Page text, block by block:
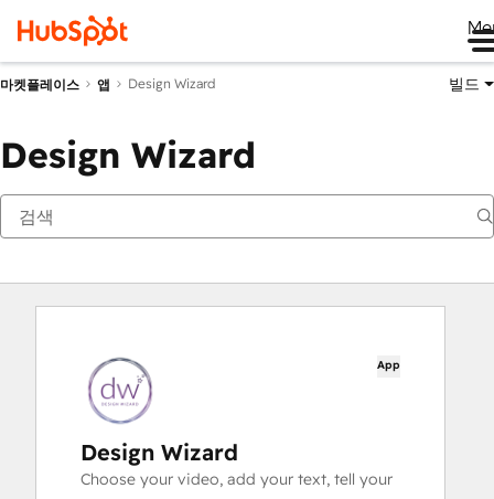
마켓플레이스 앱 Design Wizard 빌드
Design Wizard
App
Design Wizard
Choose your video, add your text, tell your